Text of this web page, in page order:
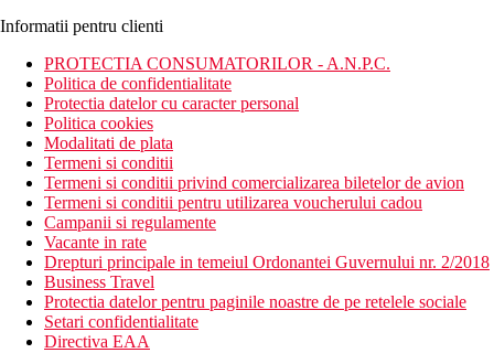
Informatii pentru clienti
PROTECTIA CONSUMATORILOR - A.N.P.C.
Politica de confidentialitate
Protectia datelor cu caracter personal
Politica cookies
Modalitati de plata
Termeni si conditii
Termeni si conditii privind comercializarea biletelor de avion
Termeni si conditii pentru utilizarea voucherului cadou
Campanii si regulamente
Vacante in rate
Drepturi principale in temeiul Ordonantei Guvernului nr. 2/2018
Business Travel
Protectia datelor pentru paginile noastre de pe retelele sociale
Setari confidentialitate
Directiva EAA